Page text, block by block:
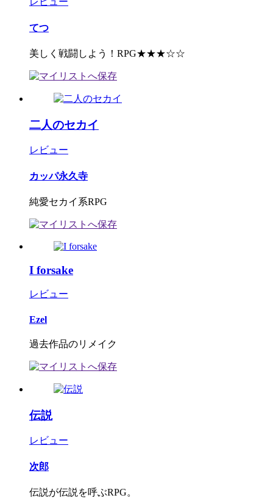
てつ
美しく戦闘しよう！RPG★★★☆☆
二人のセカイ
レビュー
カッパ永久寺
純愛セカイ系RPG
I forsake
レビュー
Ezel
過去作品のリメイク
伝説
レビュー
次郎
伝説が伝説を呼ぶRPG。